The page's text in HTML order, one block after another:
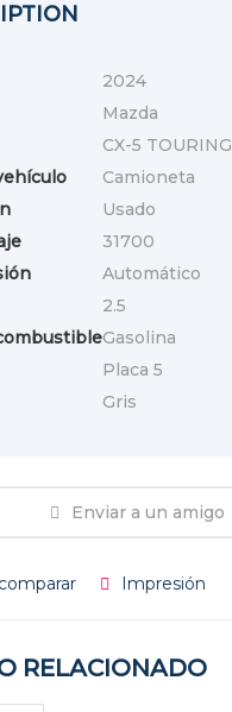
2024
Mazda
CX-5 TOURING
Camioneta
Usado
31700
Automático
2.5
Gasolina
Placa 5
Gris
Enviar a un amigo
Impresión
RELACIONADO